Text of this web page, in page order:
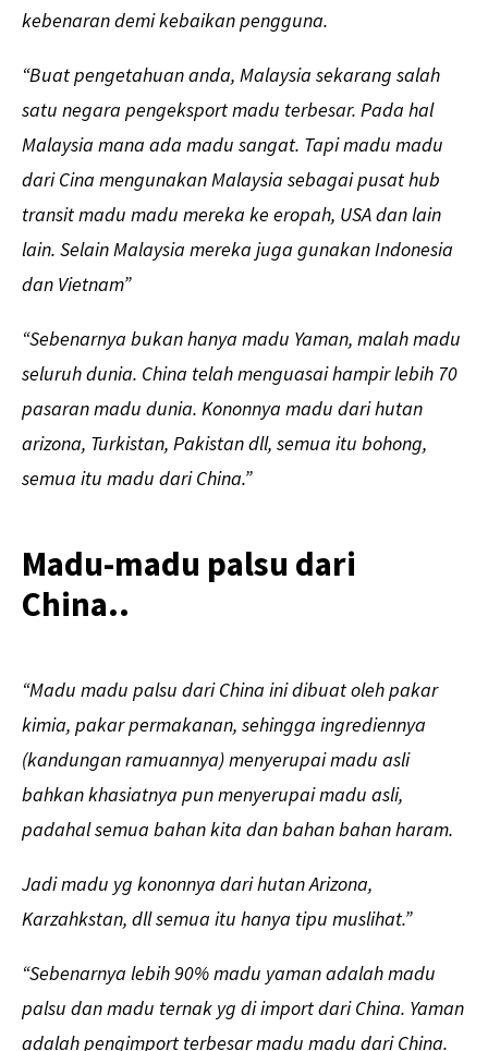
kebenaran demi kebaikan pengguna.
“Buat pengetahuan anda, Malaysia sekarang salah
satu negara pengeksport madu terbesar. Pada hal
Malaysia mana ada madu sangat. Tapi madu madu
dari Cina mengunakan Malaysia sebagai pusat hub
transit madu madu mereka ke eropah, USA dan lain
lain. Selain Malaysia mereka juga gunakan Indonesia
dan Vietnam”
“Sebenarnya bukan hanya madu Yaman, malah madu
seluruh dunia. China telah menguasai hampir lebih 70
pasaran madu dunia. Kononnya madu dari hutan
arizona, Turkistan, Pakistan dll, semua itu bohong,
semua itu madu dari China.”
Madu-madu palsu dari
China..
“Madu madu palsu dari China ini dibuat oleh pakar
kimia, pakar permakanan, sehingga ingrediennya
(kandungan ramuannya) menyerupai madu asli
bahkan khasiatnya pun menyerupai madu asli,
padahal semua bahan kita dan bahan bahan haram.
Jadi madu yg kononnya dari hutan Arizona,
Karzahkstan, dll semua itu hanya tipu muslihat.”
“Sebenarnya lebih 90% madu yaman adalah madu
palsu dan madu ternak yg di import dari China. Yaman
adalah pengimport terbesar madu madu dari China.